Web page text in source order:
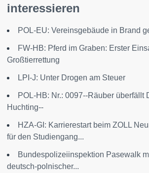
interessieren
POL-EU: Vereinsgebäude in Brand
FW-HB: Pferd im Graben: Erster
Großtierrettung
LPI-J: Unter Drogen am Steuer
POL-HB: Nr.: 0097--Räuber überfällt
Huchting--
HZA-GI: Karrierestart beim ZOLL
für den Studiengang...
Bundespolizeiinspektion Pasewalk
deutsch-polnischer...